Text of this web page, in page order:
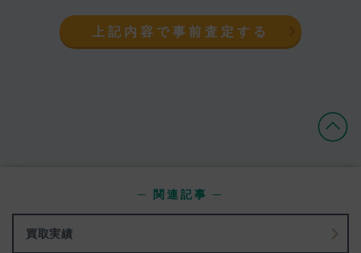
上記内容で事前査定する
買取実績
─ 関連記事 ─